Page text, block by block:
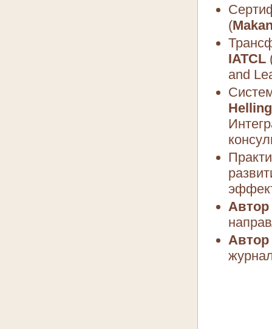
(
IATCL
and
Автор
Автор